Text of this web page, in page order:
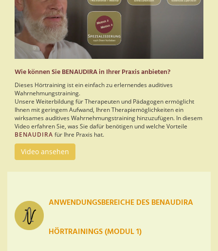
Wie können Sie BENAUDIRA in Ihrer Praxis anbieten?
Dieses Hörtraining ist ein einfach zu erlernendes auditives
Wahrnehmungstraining.
Unsere Weiterbildung für Therapeuten und Pädagogen ermöglicht
Ihnen mit geringem Aufwand, Ihren Therapiemöglichkeiten ein
wirksames auditives Wahrnehmungstraining hinzuzufügen. In diesem
Video erfahren Sie, was Sie dafür benötigen und welche Vorteile
BENAUDIRA für Ihre Praxis hat.
Video ansehen
ANWENDUNGSBEREICHE DES BENAUDIRA
HÖRTRAININGS (MODUL 1)